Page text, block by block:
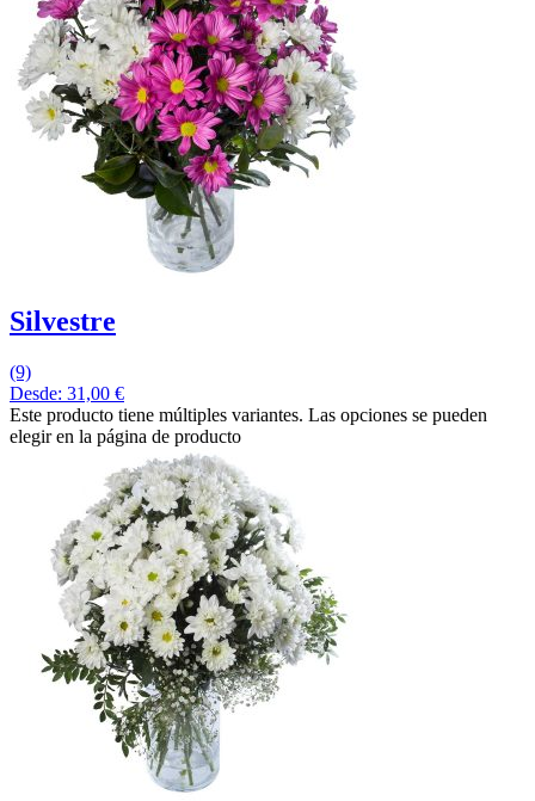
Silvestre
(9)
Desde: 31,00 €
Este producto tiene múltiples variantes. Las opciones se pueden
elegir en la página de producto